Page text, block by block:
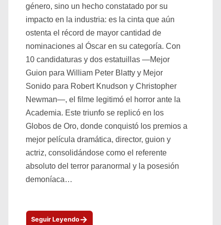
género, sino un hecho constatado por su
impacto en la industria: es la cinta que aún
ostenta el récord de mayor cantidad de
nominaciones al Óscar en su categoría. Con
10 candidaturas y dos estatuillas —Mejor
Guion para William Peter Blatty y Mejor
Sonido para Robert Knudson y Christopher
Newman—, el filme legitimó el horror ante la
Academia. Este triunfo se replicó en los
Globos de Oro, donde conquistó los premios a
mejor película dramática, director, guion y
actriz, consolidándose como el referente
absoluto del terror paranormal y la posesión
demoníaca…
Seguir Leyendo→